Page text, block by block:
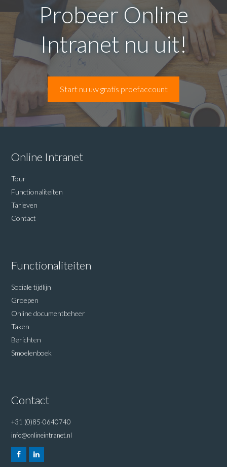
Probeer Online
Intranet nu uit!
Start nu uw gratis proefaccount
Online Intranet
Tour
Functionaliteiten
Tarieven
Contact
Functionaliteiten
Sociale tijdlijn
Groepen
Online documentbeheer
Taken
Berichten
Smoelenboek
Contact
+31 (0)85-0640740
info@onlineintranet.nl